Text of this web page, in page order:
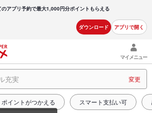
のアプリ予約で最大1,000円分ポイントもらえる
ダウンロード アプリで開く
マイメニュー
充実 変更
ポイントがつかえる スマート支払い可